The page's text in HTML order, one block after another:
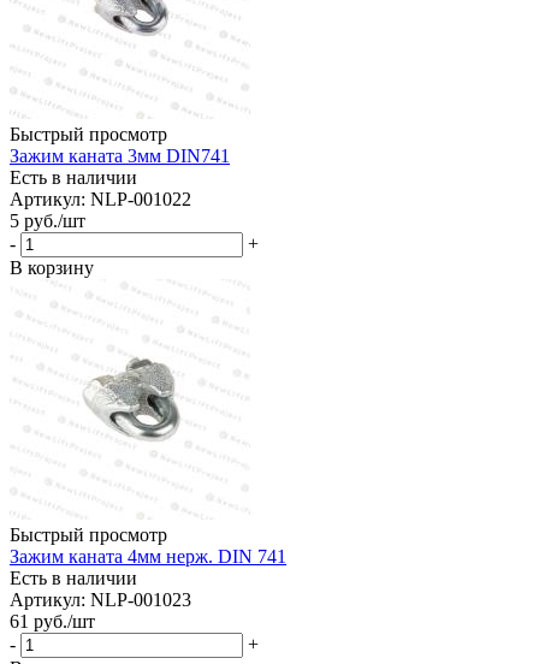
Быстрый просмотр
Зажим каната 3мм DIN741
Есть в наличии
Артикул: NLP-001022
5 руб./шт
-
+
В корзину
Быстрый просмотр
Зажим каната 4мм нерж. DIN 741
Есть в наличии
Артикул: NLP-001023
61 руб./шт
-
+